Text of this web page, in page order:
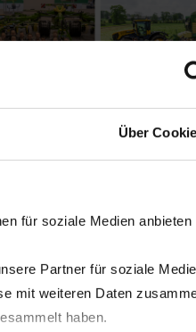
Über
für soziale Medien anbieten
Partner für soziale
mit weiteren Daten
haben.